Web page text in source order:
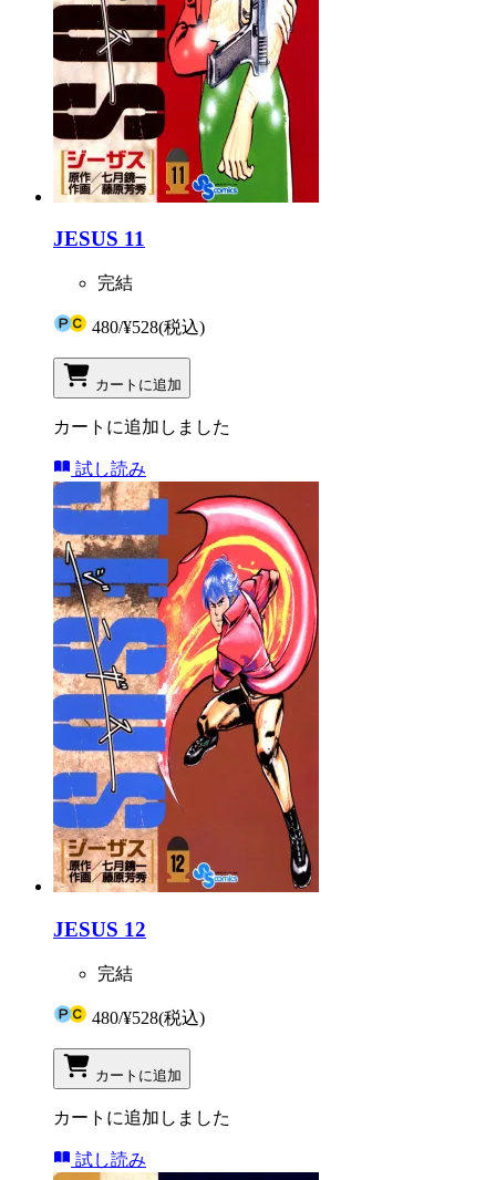
JESUS 11
完結
480/¥528(税込)
カートに追加
カートに追加しました
試し読み
JESUS 12
完結
480/¥528(税込)
カートに追加
カートに追加しました
試し読み